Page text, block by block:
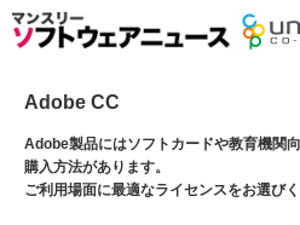
Adobe CC
Adobe製品にはソフトカードや教育機関
購入方法があります。
ご利用場面に最適なライセンスをお選びく